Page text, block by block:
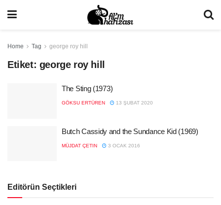
Home Tag george roy hill
Etiket: george roy hill
The Sting (1973)
GÖKSU ERTÜREN 13 ŞUBAT 2020
Butch Cassidy and the Sundance Kid (1969)
MÜJDAT ÇETIN 3 OCAK 2016
Editörün Seçtikleri